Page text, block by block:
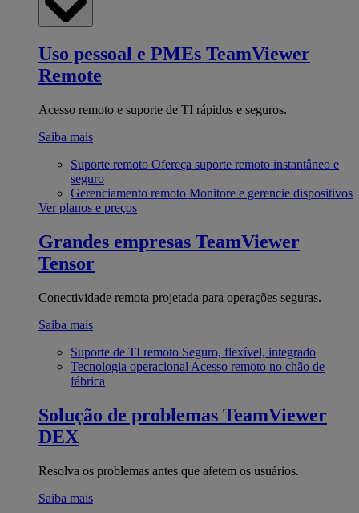
Uso pessoal e PMEs TeamViewer
Remote
Acesso remoto e suporte de TI rápidos e seguros.
Saiba mais
Suporte remoto Ofereça suporte remoto instantâneo e
seguro
Gerenciamento remoto Monitore e gerencie dispositivos
Ver planos e preços
Grandes empresas TeamViewer
Tensor
Conectividade remota projetada para operações seguras.
Saiba mais
Suporte de TI remoto Seguro, flexível, integrado
Tecnologia operacional Acesso remoto no chão de
fábrica
Solução de problemas TeamViewer
DEX
Resolva os problemas antes que afetem os usuários.
Saiba mais